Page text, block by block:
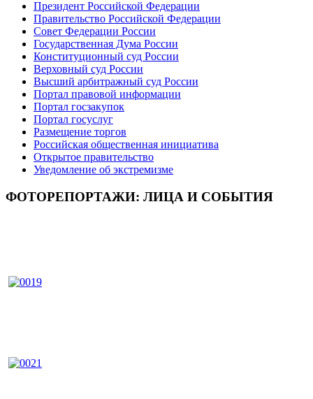
Президент Российской Федерации
Правительство Российской Федерации
Совет Федерации России
Государственная Дума России
Конституционный суд России
Верховный суд России
Высший арбитражный суд России
Портал правовой информации
Портал госзакупок
Портал госуслуг
Размещение торгов
Российская общественная инициатива
Открытое правительство
Уведомление об экстремизме
ФОТОРЕПОРТАЖИ: ЛИЦА И СОБЫТИЯ